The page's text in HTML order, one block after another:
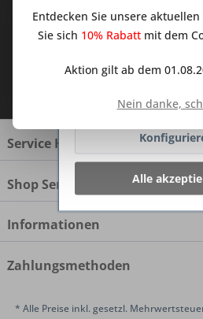
dem Traum Küchen -
Ich habe die
zur Kenntnis genommen.
Service Hotline
Shop Service
Informationen
Zahlungsmethoden
* Alle Preise inkl. gesetzl.
Entdecken Sie unsere
Sie sich 10% Rabattmit dem
Aktion gilt ab dem
Nein danke,
Netzwerken
werden nur mit Ihrer
Ablehnen
Alle